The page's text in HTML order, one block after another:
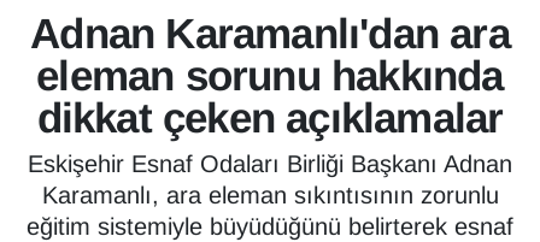
Adnan Karamanlı'dan ara
eleman sorunu hakkında
dikkat çeken açıklamalar
Eskişehir Esnaf Odaları Birliği Başkanı Adnan
Karamanlı, ara eleman sıkıntısının zorunlu
eğitim sistemiyle büyüdüğünü belirterek esnaf
Son Dakika Haberleri
Haber Arşivi